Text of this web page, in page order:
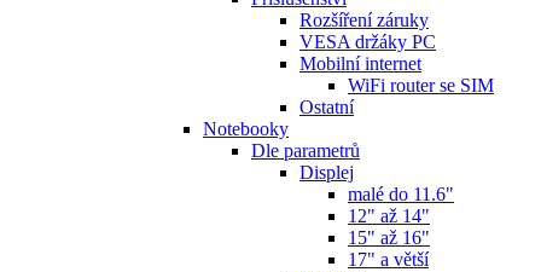
Rozšíření záruky
VESA držáky PC
Mobilní internet
WiFi router se SIM
Ostatní
Notebooky
Dle parametrů
Displej
malé do 11.6"
12" až 14"
15" až 16"
17" a větší